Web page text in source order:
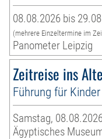
08.08.2026 bis
(mehrere Einzeltermine im
Panometer Leipzig
Zeitreise ins
Führung für Kinder
Samstag,
Ägyptisches